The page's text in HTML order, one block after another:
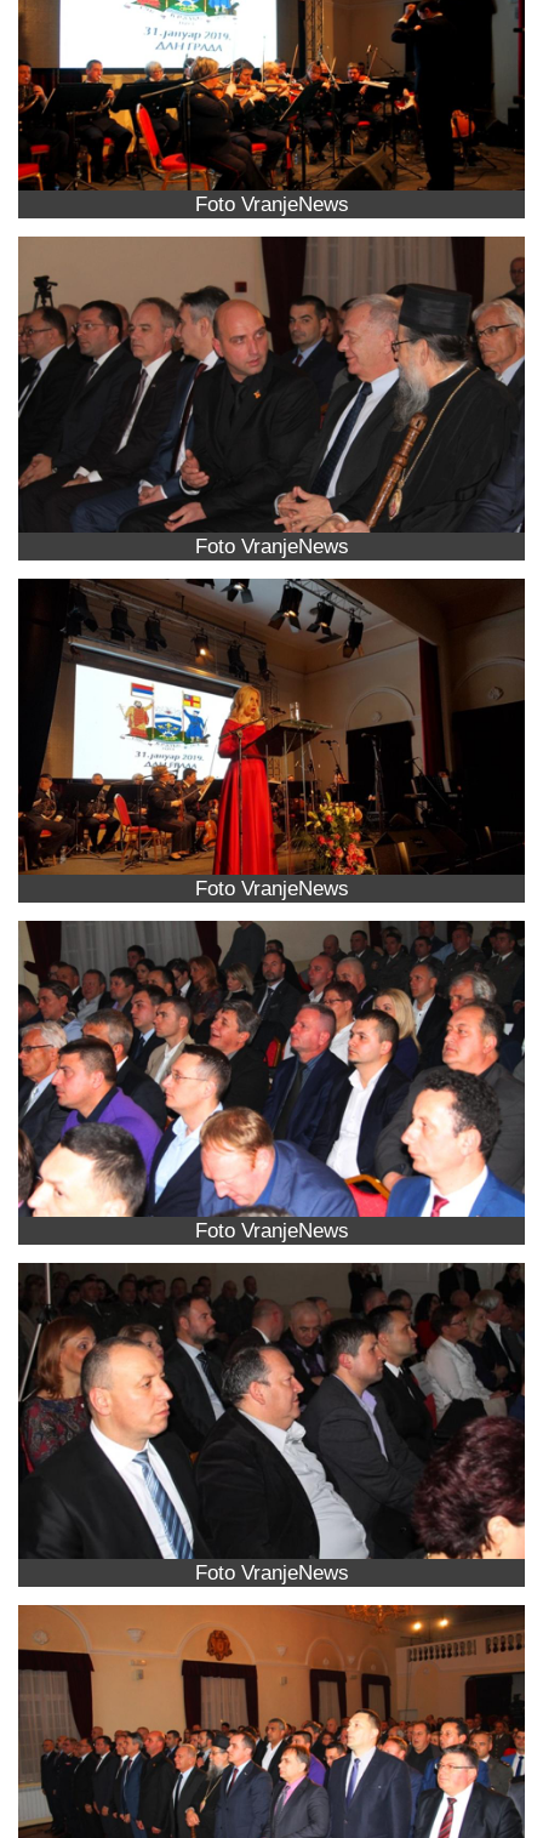
Foto VranjeNews
Foto VranjeNews
Foto VranjeNews
Foto VranjeNews
Foto VranjeNews